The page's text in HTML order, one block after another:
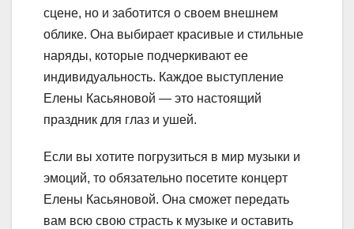
сцене, но и заботится о своем внешнем
облике. Она выбирает красивые и стильные
наряды, которые подчеркивают ее
индивидуальность. Каждое выступление
Елены Касьяновой — это настоящий
праздник для глаз и ушей.
Если вы хотите погрузиться в мир музыки и
эмоций, то обязательно посетите концерт
Елены Касьяновой. Она сможет передать
вам всю свою страсть к музыке и оставить